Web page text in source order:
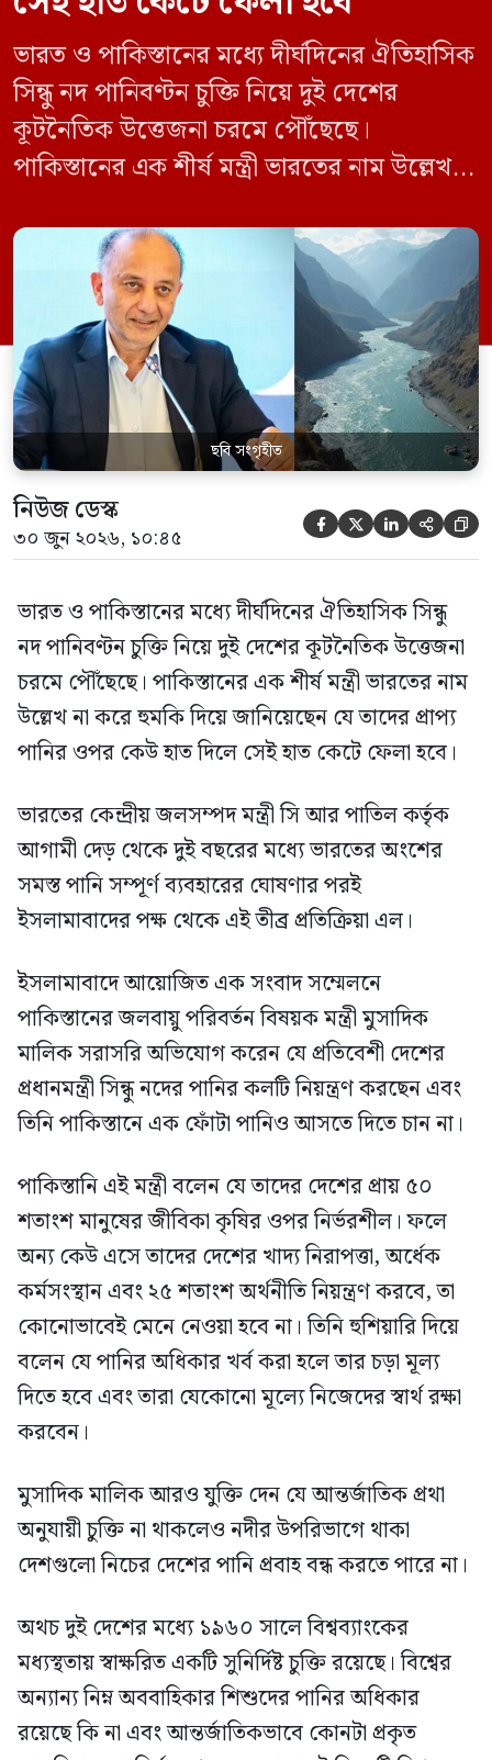
ভারত ও পাকিস্তানের মধ্যে দীর্ঘদিনের ঐতিহাসিক
সিন্ধু নদ পানিবণ্টন চুক্তি নিয়ে দুই দেশের
কূটনৈতিক উত্তেজনা চরমে পৌঁছেছে।
পাকিস্তানের এক শীর্ষ মন্ত্রী ভারতের নাম উল্লেখ না
পানির ওপর কেউ হাত দিলে সেই হাত কেটে
ফেলা হবে। ভারতের কেন্দ্রীয় জলসম্পদ মন্ত্রী সি
আর পাতিল কর্তৃক আগামী দেড় থেকে দুই বছরের
[…]
ছবি সংগৃহীত
নিউজ ডেস্ক
৩০ জুন ২০২৬, ১০:৪৫     
ভারত ও পাকিস্তানের মধ্যে দীর্ঘদিনের ঐতিহাসিক সিন্ধু
নদ পানিবণ্টন চুক্তি নিয়ে দুই দেশের কূটনৈতিক উত্তেজনা
চরমে পৌঁছেছে। পাকিস্তানের এক শীর্ষ মন্ত্রী ভারতের নাম
উল্লেখ না করে হুমকি দিয়ে জানিয়েছেন যে তাদের প্রাপ্য
পানির ওপর কেউ হাত দিলে সেই হাত কেটে ফেলা হবে।
ভারতের কেন্দ্রীয় জলসম্পদ মন্ত্রী সি আর পাতিল কর্তৃক
আগামী দেড় থেকে দুই বছরের মধ্যে ভারতের অংশের
সমস্ত পানি সম্পূর্ণ ব্যবহারের ঘোষণার পরই
ইসলামাবাদের পক্ষ থেকে এই তীব্র প্রতিক্রিয়া এল।
ইসলামাবাদে আয়োজিত এক সংবাদ সম্মেলনে
পাকিস্তানের জলবায়ু পরিবর্তন বিষয়ক মন্ত্রী মুসাদিক
মালিক সরাসরি অভিযোগ করেন যে প্রতিবেশী দেশের
প্রধানমন্ত্রী সিন্ধু নদের পানির কলটি নিয়ন্ত্রণ করছেন এবং
তিনি পাকিস্তানে এক ফোঁটা পানিও আসতে দিতে চান না।
পাকিস্তানি এই মন্ত্রী বলেন যে তাদের দেশের প্রায় ৫০
শতাংশ মানুষের জীবিকা কৃষির ওপর নির্ভরশীল। ফলে
অন্য কেউ এসে তাদের দেশের খাদ্য নিরাপত্তা, অর্ধেক
কর্মসংস্থান এবং ২৫ শতাংশ অর্থনীতি নিয়ন্ত্রণ করবে, তা
কোনোভাবেই মেনে নেওয়া হবে না। তিনি হুশিয়ারি দিয়ে
বলেন যে পানির অধিকার খর্ব করা হলে তার চড়া মূল্য
দিতে হবে এবং তারা যেকোনো মূল্যে নিজেদের স্বার্থ রক্ষা
করবেন।
মুসাদিক মালিক আরও যুক্তি দেন যে আন্তর্জাতিক প্রথা
অনুযায়ী চুক্তি না থাকলেও নদীর উপরিভাগে থাকা
দেশগুলো নিচের দেশের পানি প্রবাহ বন্ধ করতে পারে না।
অথচ দুই দেশের মধ্যে ১৯৬০ সালে বিশ্বব্যাংকের
মধ্যস্থতায় স্বাক্ষরিত একটি সুনির্দিষ্ট চুক্তি রয়েছে। বিশ্বের
অন্যান্য নিম্ন অববাহিকার শিশুদের পানির অধিকার
রয়েছে কি না এবং আন্তর্জাতিকভাবে কোনটা প্রকৃত